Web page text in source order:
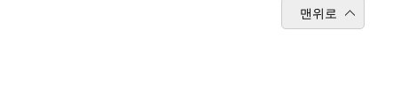
맨위로